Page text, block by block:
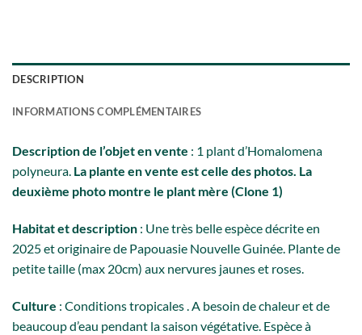
DESCRIPTION
INFORMATIONS COMPLÉMENTAIRES
Description de l’objet en vente : 1 plant d’Homalomena
polyneura. La plante en vente est celle des photos. La
deuxième photo montre le plant mère (Clone 1)
Habitat et description : Une très belle espèce décrite en
2025 et originaire de Papouasie Nouvelle Guinée. Plante de
petite taille (max 20cm) aux nervures jaunes et roses.
Culture : Conditions tropicales . A besoin de chaleur et de
beaucoup d’eau pendant la saison végétative. Espèce à